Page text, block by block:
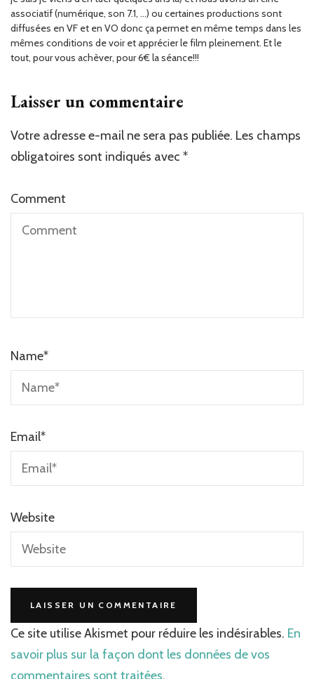
associatif (numérique, son 7.1, …) ou certaines productions sont
diffusées en VF et en VO donc ça permet en même temps dans les
mêmes conditions de voir et apprécier le film pleinement. Et le
tout, pour vous achèver, pour 6€ la séance!!!
Laisser un commentaire
Votre adresse e-mail ne sera pas publiée. Les champs
obligatoires sont indiqués avec *
Comment
Name*
Email*
Website
Ce site utilise Akismet pour réduire les indésirables. En
savoir plus sur la façon dont les données de vos
commentaires sont traitées.